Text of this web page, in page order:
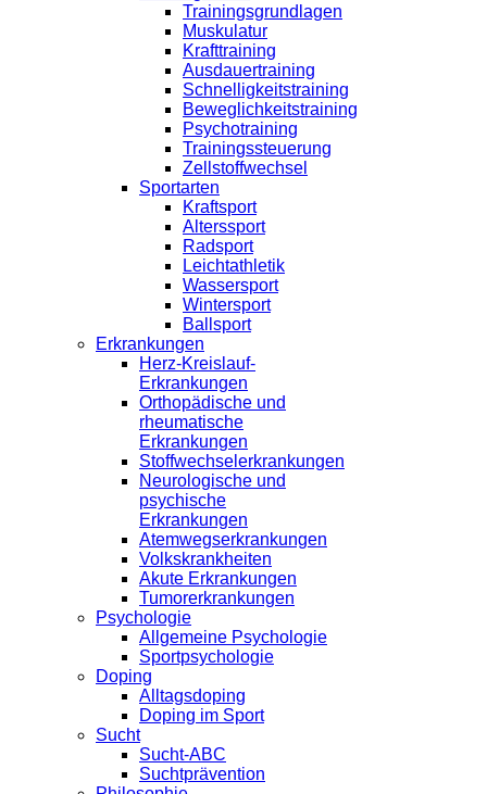
Trainingsgrundlagen
Muskulatur
Krafttraining
Ausdauertraining
Schnelligkeitstraining
Beweglichkeitstraining
Psychotraining
Trainingssteuerung
Zellstoffwechsel
Sportarten
Kraftsport
Alterssport
Radsport
Leichtathletik
Wassersport
Wintersport
Ballsport
Erkrankungen
Herz-Kreislauf-
Erkrankungen
Orthopädische und
rheumatische
Erkrankungen
Stoffwechselerkrankungen
Neurologische und
psychische
Erkrankungen
Atemwegserkrankungen
Volkskrankheiten
Akute Erkrankungen
Tumorerkrankungen
Psychologie
Allgemeine Psychologie
Sportpsychologie
Doping
Alltagsdoping
Doping im Sport
Sucht
Sucht-ABC
Suchtprävention